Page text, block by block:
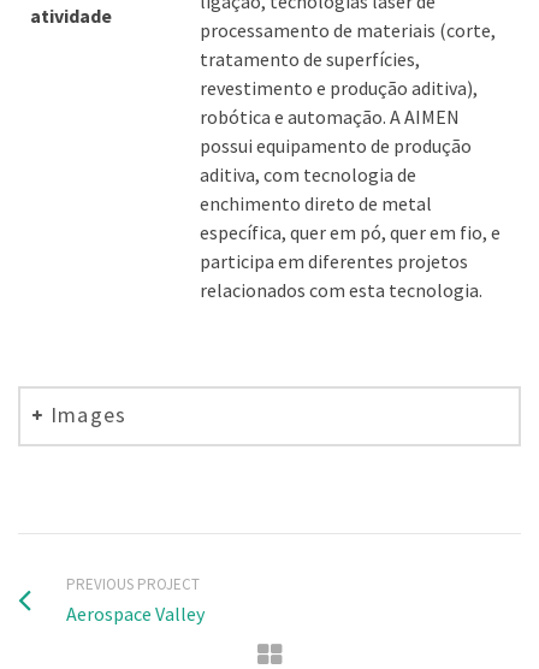
atividade
processamento de materiais (corte,
tratamento de superfícies,
revestimento e produção aditiva),
robótica e automação. A AIMEN
possui equipamento de produção
aditiva, com tecnologia de
enchimento direto de metal
específica, quer em pó, quer em fio, e
participa em diferentes projetos
relacionados com esta tecnologia.
Images
PREVIOUS PROJECT
Aerospace Valley